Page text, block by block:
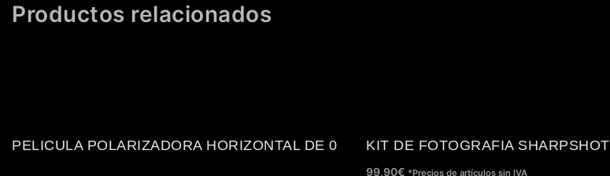
Productos relacionados
PELICULA POLARIZADORA HORIZONTAL DE 0 KIT DE FOTOGRAFIA SHARPSHOT
99,90€ *Precios de artículos sin IVA